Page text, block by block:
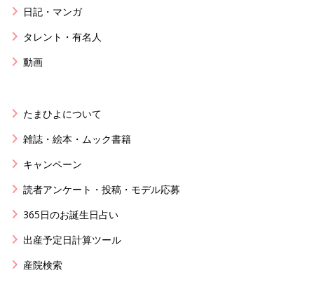
日記・マンガ
タレント・有名人
動画
たまひよについて
雑誌・絵本・ムック書籍
キャンペーン
読者アンケート・投稿・モデル応募
365日のお誕生日占い
出産予定日計算ツール
産院検索